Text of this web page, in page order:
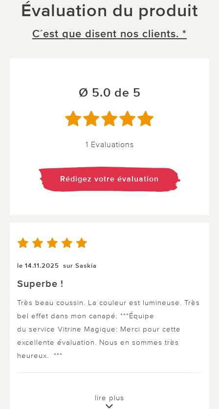
Évaluation du produit
C´est que disent nos clients. *
Ø 5.0 de 5
1 Evaluations
Rédigez votre évaluation
le 14.11.2025 sur Saskia
Superbe !
Très beau coussin. La couleur est lumineuse. Très
bel effet dans mon canapé. ***Équipe
du service Vitrine Magique: Merci pour cette
excellente évaluation. Nous en sommes très
heureux. ***
lire plus